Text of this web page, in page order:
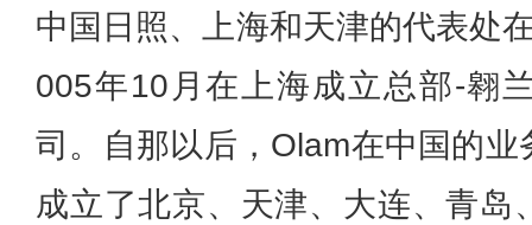
中国日照、上海和天津的代表处
005年10月在上海成立总部-翱
司。自那以后，Olam在中国的
成立了北京、天津、大连、青岛